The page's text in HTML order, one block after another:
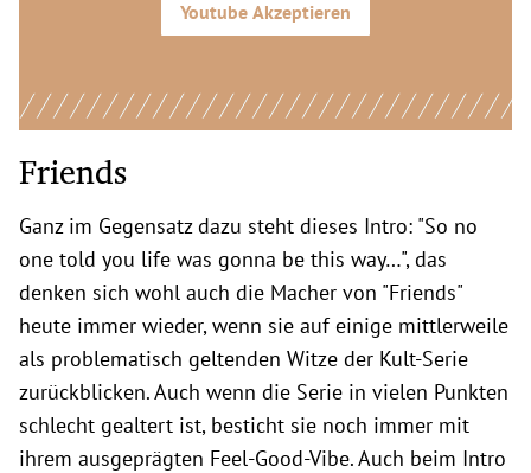
Youtube Akzeptieren
Friends
Ganz im Gegensatz dazu steht dieses Intro: "So no
one told you life was gonna be this way…", das
denken sich wohl auch die Macher von "Friends"
heute immer wieder, wenn sie auf einige mittlerweile
als problematisch geltenden Witze der Kult-Serie
zurückblicken. Auch wenn die Serie in vielen Punkten
schlecht gealtert ist, besticht sie noch immer mit
ihrem ausgeprägten Feel-Good-Vibe. Auch beim Intro